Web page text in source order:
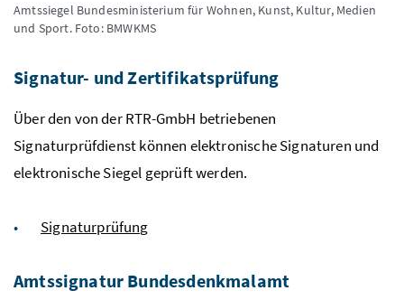
Amtssiegel Bundesministerium für Wohnen, Kunst, Kultur, Medien
und Sport. Foto: BMWKMS
Signatur- und Zertifikatsprüfung
Über den von der RTR-GmbH betriebenen
Signaturprüfdienst können elektronische Signaturen und
elektronische Siegel geprüft werden.
Signaturprüfung
Amtssignatur Bundesdenkmalamt